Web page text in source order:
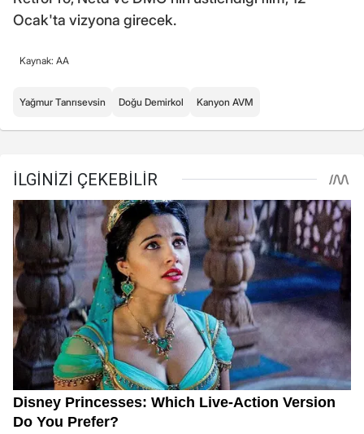
Ocak'ta vizyona girecek.
Kaynak: AA
Yağmur Tanrısevsin Doğu Demirkol Kanyon AVM